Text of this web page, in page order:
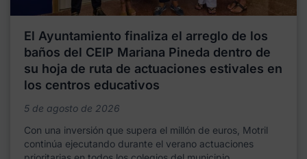
El Ayuntamiento finaliza el arreglo de los
baños del CEIP Mariana Pineda dentro de
su hoja de ruta de actuaciones estivales en
los centros educativos
5 de agosto de 2026
Con una inversión que supera el millón de euros, Motril
continúa ejecutando durante el verano actuaciones